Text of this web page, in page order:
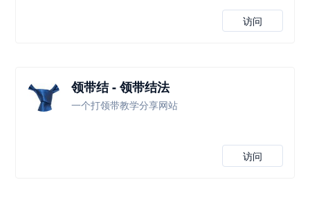
访问
领带结 - 领带结法
一个打领带教学分享网站
访问